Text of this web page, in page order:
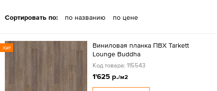
Сортировать по: по названию по цене
Хит
Виниловая планка ПВХ Tarkett
Lounge Buddha
Код товара: 115543
1'625 р./м2